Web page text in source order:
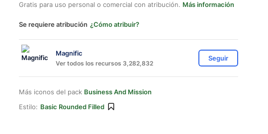
Gratis para uso personal o comercial con atribución. Más información
Se requiere atribución ¿Cómo atribuir?
Magnific
Ver todos los recursos 3,282,832
Seguir
Más iconos del pack Business And Mission
Estilo: Basic Rounded Filled